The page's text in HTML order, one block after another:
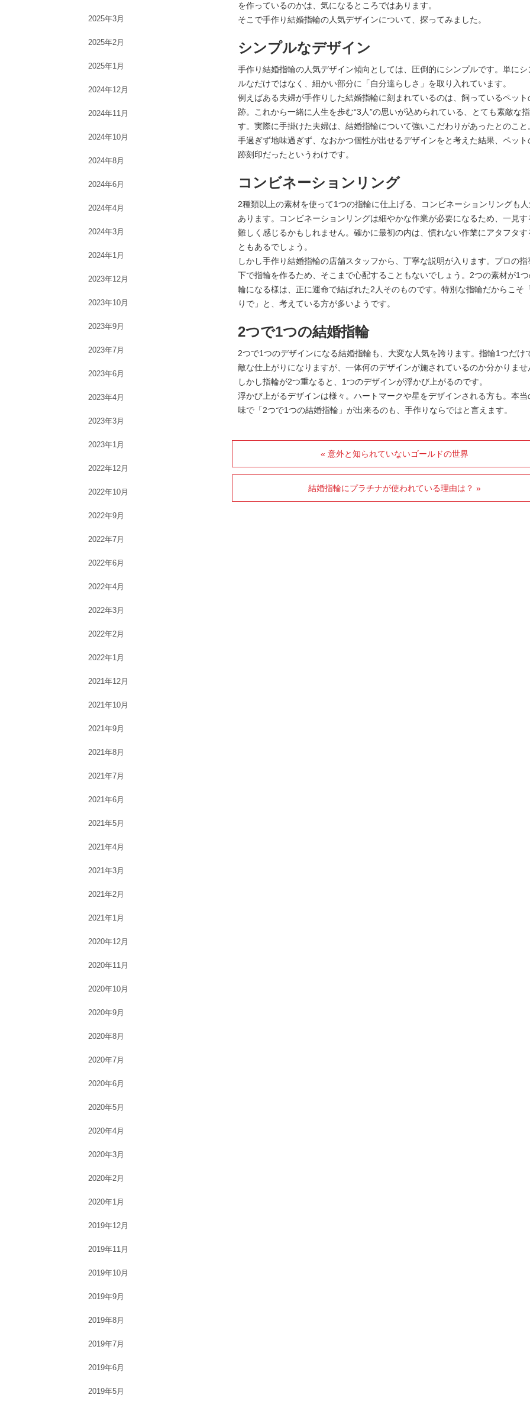
を作っているのかは、気になるところではあります。
そこで手作り結婚指輪の人気デザインについて、探ってみました。
シンプルなデザイン
手作り結婚指輪の人気デザイン傾向としては、圧倒的にシンプルです。単にシ
ルなだけではなく、細かい部分に「自分達らしさ」を取り入れています。
例えばある夫婦が手作りした結婚指輪に刻まれているのは、飼っているペット
跡。これから一緒に人生を歩む“3人”の思いが込められている、とても素敵な
す。実際に手掛けた夫婦は、結婚指輪について強いこだわりがあったとのこと
手過ぎず地味過ぎず、なおかつ個性が出せるデザインをと考えた結果、ペット
跡刻印だったというわけです。
コンビネーションリング
2種類以上の素材を使って1つの指輪に仕上げる、コンビネーションリングも
あります。コンビネーションリングは細やかな作業が必要になるため、一見す
難しく感じるかもしれません。確かに最初の内は、慣れない作業にアタフタす
ともあるでしょう。
しかし手作り結婚指輪の店舗スタッフから、丁寧な説明が入ります。プロの指
下で指輪を作るため、そこまで心配することもないでしょう。2つの素材が1
輪になる様は、正に運命で結ばれた2人そのものです。特別な指輪だからこそ
りで」と、考えている方が多いようです。
2つで1つの結婚指輪
2つで1つのデザインになる結婚指輪も、大変な人気を誇ります。指輪1つだけ
敵な仕上がりになりますが、一体何のデザインが施されているのか分かりませ
しかし指輪が2つ重なると、1つのデザインが浮かび上がるのです。
浮かび上がるデザインは様々。ハートマークや星をデザインされる方も。本当
味で「2つで1つの結婚指輪」が出来るのも、手作りならではと言えます。
« 意外と知られていないゴールドの世界
結婚指輪にプラチナが使われている理由は？ »
2025年3月
2025年2月
2025年1月
2024年12月
2024年11月
2024年10月
2024年8月
2024年6月
2024年4月
2024年3月
2024年1月
2023年12月
2023年10月
2023年9月
2023年7月
2023年6月
2023年4月
2023年3月
2023年1月
2022年12月
2022年10月
2022年9月
2022年7月
2022年6月
2022年4月
2022年3月
2022年2月
2022年1月
2021年12月
2021年10月
2021年9月
2021年8月
2021年7月
2021年6月
2021年5月
2021年4月
2021年3月
2021年2月
2021年1月
2020年12月
2020年11月
2020年10月
2020年9月
2020年8月
2020年7月
2020年6月
2020年5月
2020年4月
2020年3月
2020年2月
2020年1月
2019年12月
2019年11月
2019年10月
2019年9月
2019年8月
2019年7月
2019年6月
2019年5月